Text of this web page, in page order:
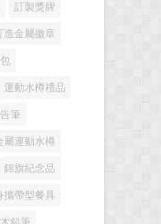
訂製獎牌
造金屬徽章
運動水樽禮品
筆
屬運動水樽
錦旗紀念品
攜帶型餐具